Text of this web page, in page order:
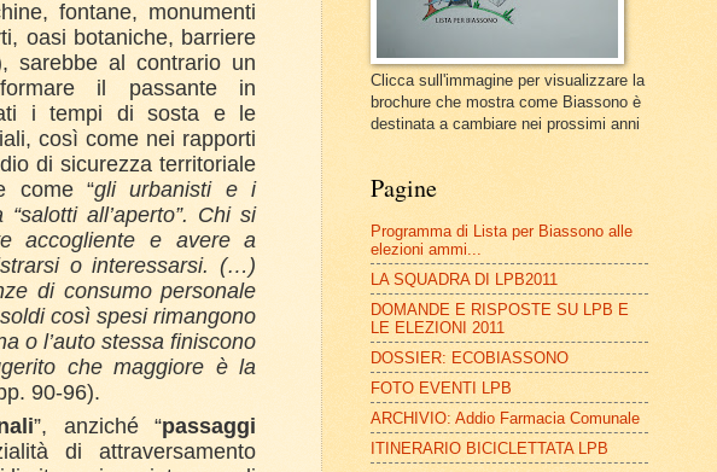
fontane, monumenti
oasi botaniche, barriere
sarebbe al contrario un
il passante in
i tempi di sosta e le
così come nei rapporti
di sicurezza territoriale
come “gli urbanisti e i
all’aperto”. Chi si
accogliente e avere a
o interessarsi. (…)
di consumo personale
così spesi rimangono
o l’auto stessa finiscono
che maggiore è la
90-96).
”, anziché “passaggi
di attraversamento
Clicca sull'immagine per visualizzare la
brochure che mostra come Biassono è
destinata a cambiare nei prossimi anni
Pagine
Programma di Lista per Biassono alle
elezioni ammi...
LA SQUADRA DI LPB2011
DOMANDE E RISPOSTE SU LPB E
LE ELEZIONI 2011
DOSSIER: ECOBIASSONO
FOTO EVENTI LPB
ARCHIVIO: Addio Farmacia Comunale
ITINERARIO BICICLETTATA LPB